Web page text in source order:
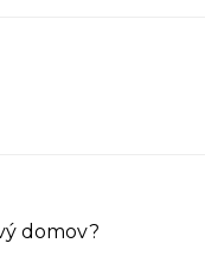
domov?